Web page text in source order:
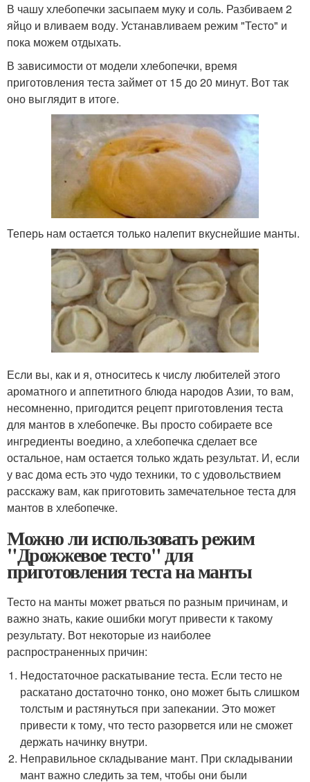
В чашу хлебопечки засыпаем муку и соль. Разбиваем 2
яйцо и вливаем воду. Устанавливаем режим "Тесто" и
пока можем отдыхать.
В зависимости от модели хлебопечки, время
приготовления теста займет от 15 до 20 минут. Вот так
оно выглядит в итоге.
Теперь нам остается только налепит вкуснейшие манты.
Если вы, как и я, относитесь к числу любителей этого
ароматного и аппетитного блюда народов Азии, то вам,
несомненно, пригодится рецепт приготовления теста
для мантов в хлебопечке. Вы просто собираете все
ингредиенты воедино, а хлебопечка сделает все
остальное, нам остается только ждать результат. И, если
у вас дома есть это чудо техники, то с удовольствием
расскажу вам, как приготовить замечательное теста для
мантов в хлебопечке.
Можно ли использовать режим
"Дрожжевое тесто" для
приготовления теста на манты
Тесто на манты может рваться по разным причинам, и
важно знать, какие ошибки могут привести к такому
результату. Вот некоторые из наиболее
распространенных причин:
Недостаточное раскатывание теста. Если тесто не
раскатано достаточно тонко, оно может быть слишком
толстым и растянуться при запекании. Это может
привести к тому, что тесто разорвется или не сможет
держать начинку внутри.
Неправильное складывание мант. При складывании
мант важно следить за тем, чтобы они были